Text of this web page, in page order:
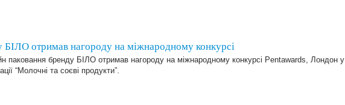
БІЛО отримав нагороду на міжнародному конкурсі
паковання бренду БІЛО отримав нагороду на міжнародному конкурсі Pentawards, Лондон у
“Молочні та соєві продукти”.